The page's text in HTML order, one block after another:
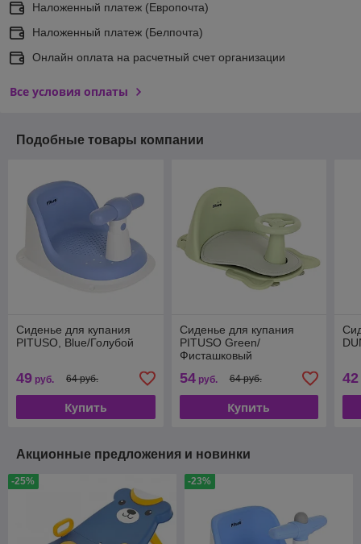
Наложенный платеж (Европочта)
Наложенный платеж (Белпочта)
Онлайн оплата на расчетный счет организации
Все условия оплаты
Подобные товары компании
Сиденье для купания
PITUSO, Blue/Голубой
49 руб. 64 руб.
Купить
Сиденье для купания
PITUSO Green/
Фисташковый
54руб. 64 руб.
Купить
42
Акционные предложения и новинки
-25% -23%